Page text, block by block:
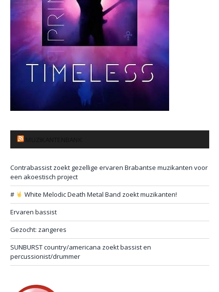
Contrabassist zoekt gezellige ervaren Brabantse muzikanten voor
een akoestisch project
#
White Melodic Death Metal Band zoekt muzikanten!
Ervaren bassist
Gezocht: zangeres
SUNBURST country/americana zoekt bassist en
percussionist/drummer